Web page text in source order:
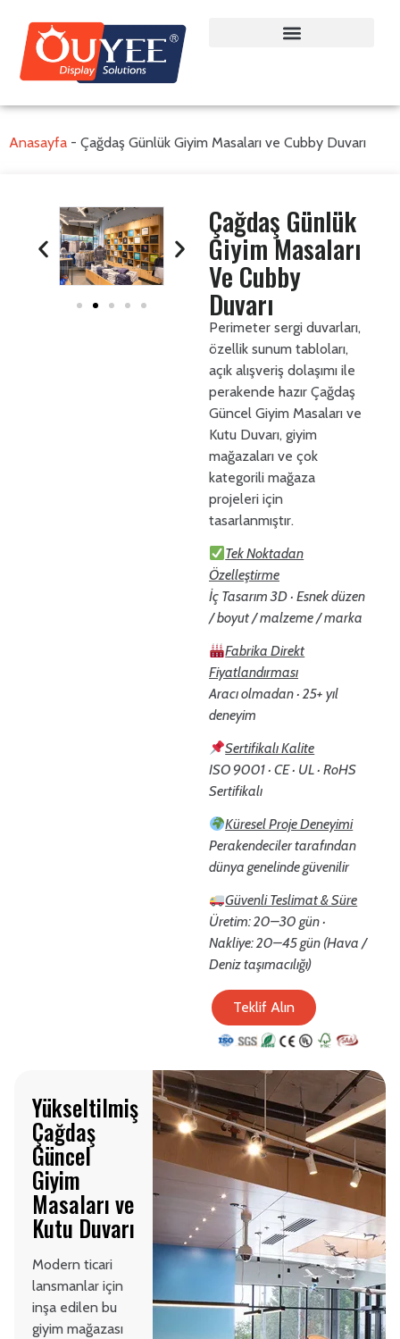
Anasayfa - Çağdaş Günlük Giyim Masaları ve Cubby Duvarı
Çağdaş Günlük
Giyim Masaları
Ve Cubby
Duvarı
Perimeter sergi duvarları,
özellik sunum tabloları,
açık alışveriş dolaşımı ile
perakende hazır Çağdaş
Güncel Giyim Masaları ve
Kutu Duvarı, giyim
mağazaları ve çok
kategorili mağaza
projeleri için
tasarlanmıştır.
Tek Noktadan
Özelleştirme
İç Tasarım 3D · Esnek düzen
/ boyut / malzeme / marka
Fabrika Direkt
Fiyatlandırması
Aracı olmadan · 25+ yıl
deneyim
Sertifikalı Kalite
ISO 9001 · CE · UL · RoHS
Sertifikalı
Küresel Proje Deneyimi
Perakendeciler tarafından
dünya genelinde güvenilir
Güvenli Teslimat & Süre
Üretim: 20–30 gün ·
Nakliye: 20–45 gün (Hava /
Deniz taşımacılığı)
Teklif Alın
Yükseltilmiş
Çağdaş
Güncel
Giyim
Masaları ve
Kutu Duvarı
Modern ticari
lansmanlar için
inşa edilen bu
giyim mağazası